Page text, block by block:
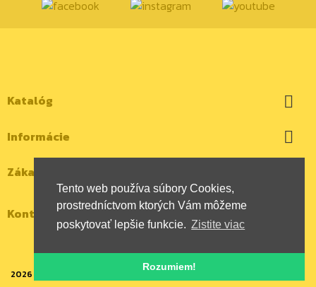
Tento web používa súbory Cookies,
prostredníctvom ktorých Vám môžeme
poskytovať lepšie funkcie. Zistite viac
Rozumiem!
Katalóg 
Informácie 
Zákaznícky účet
Kontaktujte nás
2026 | Všetky autorské práva vyhradené | HYBOX Slovakia, s.r.o.